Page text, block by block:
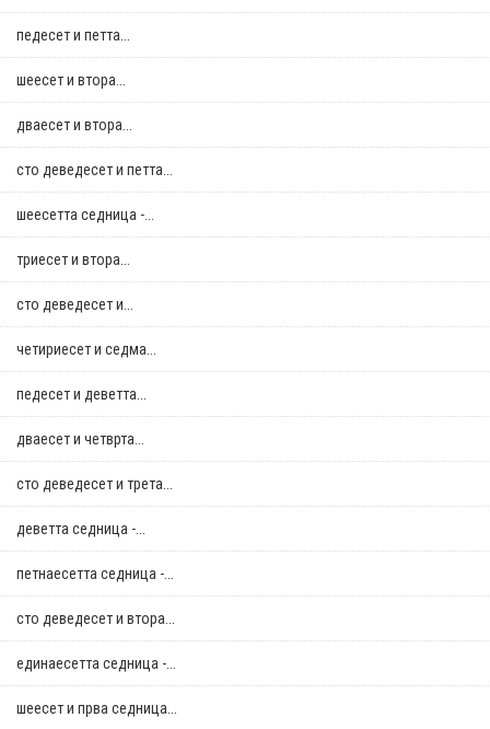
педесет и петта...
шеесет и втора...
дваесет и втора...
сто деведесет и петта...
шеесетта седница -...
триесет и втора...
сто деведесет и...
четириесет и седма...
педесет и деветта...
дваесет и четврта...
сто деведесет и трета...
деветта седница -...
петнаесетта седница -...
сто деведесет и втора...
единаесетта седница -...
шеесет и прва седница...